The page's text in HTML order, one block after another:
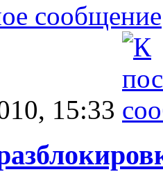
сообщение
15:33